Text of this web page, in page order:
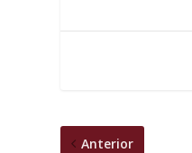
Anterior